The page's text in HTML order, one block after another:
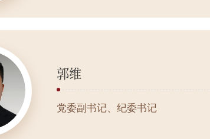
郭维
党委副书记、纪委书记